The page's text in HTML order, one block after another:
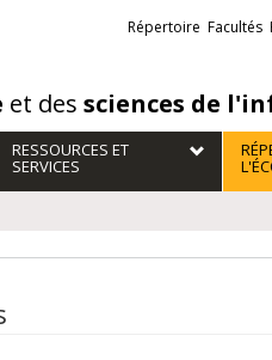
et des sciences de
Liens
externes
Répertoire Facultés
RESSOURCES ET
SERVICES